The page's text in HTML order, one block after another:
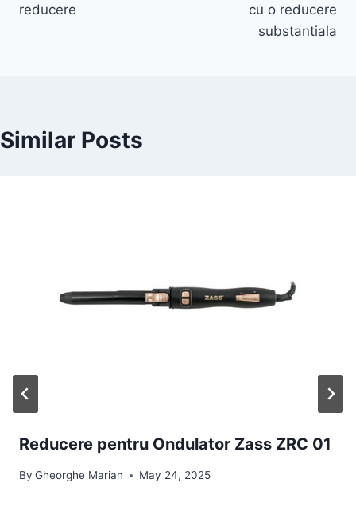
reducere
cu o reducere
substantiala
Similar Posts
Reducere pentru Ondulator Zass ZRC 01
By Gheorghe Marian May 24, 2025